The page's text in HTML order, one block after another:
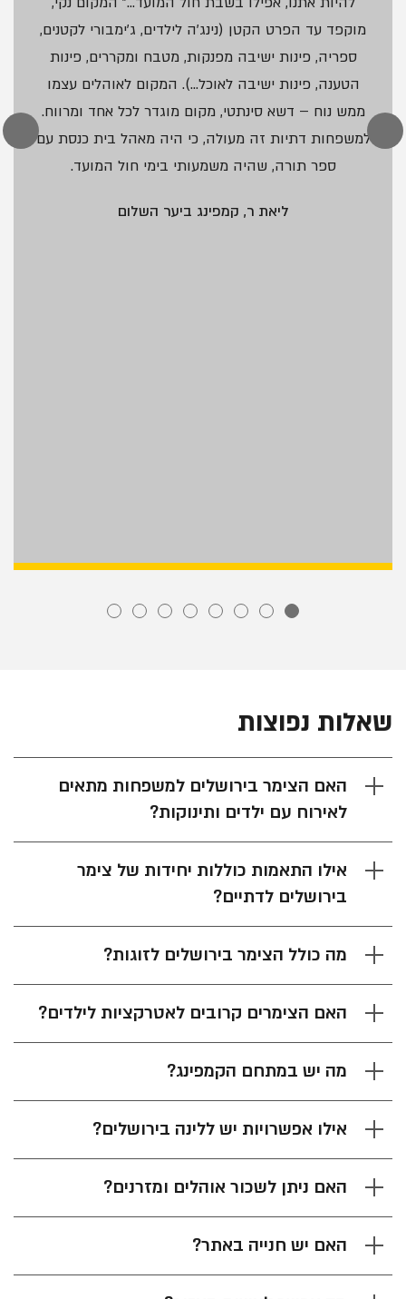
מוקפד עד הפרט הקטן (נינג'ה לילדים, ג'ימבורי לקטנים,
ספריה, פינות ישיבה מפנקות, מטבח ומקררים, פינות
הטענה, פינות ישיבה לאוכל…). המקום לאוהלים עצמו
ממש נוח – דשא סינתטי, מקום מוגדר לכל אחד ומרווח.
למשפחות דתיות זה מעולה, כי היה מאהל בית כנסת עם
ספר תורה, שהיה משמעותי בימי חול המועד.
ליאת ר, קמפינג ביער השלום
שאלות נפוצות
האם הצימר בירושלים למשפחות מתאים
לאירוח עם ילדים ותינוקות?
אילו התאמות כוללות יחידות של צימר
בירושלים לדתיים?
מה כולל הצימר בירושלים לזוגות?
האם הצימרים קרובים לאטרקציות לילדים?
מה יש במתחם הקמפינג?
אילו אפשרויות יש ללינה בירושלים?
האם ניתן לשכור אוהלים ומזרנים?
האם יש חנייה באתר?